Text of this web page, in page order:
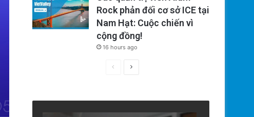
Rock phản đối cơ sở ICE tại
Nam Hạt: Cuộc chiến vì
cộng đồng!
16 hours ago
PreviousNext